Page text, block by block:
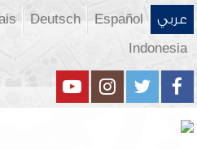
عربي Español
Deutsch
Indonesia